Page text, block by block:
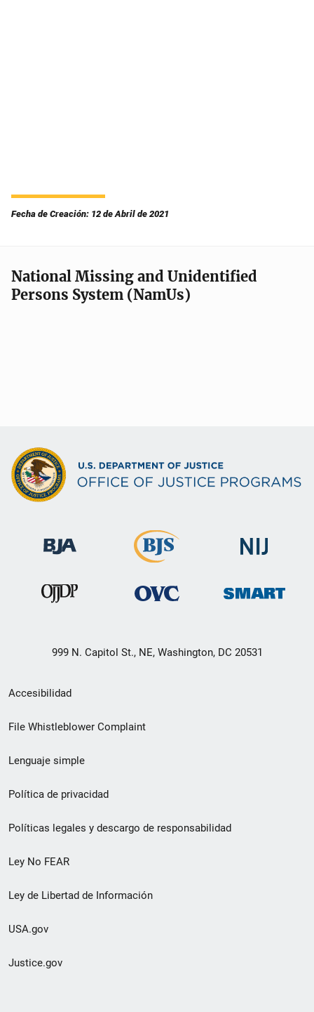
Fecha de Creación: 12 de Abril de 2021
National Missing and Unidentified
Persons System (NamUs)
999 N. Capitol St., NE, Washington, DC 20531
Menú
de
de
pie
de
página
Accesibilidad
File Whistleblower Complaint
Lenguaje simple
Política de privacidad
Políticas legales y descargo de responsabilidad
Ley No FEAR
Ley de Libertad de Información
USA.gov
Justice.gov